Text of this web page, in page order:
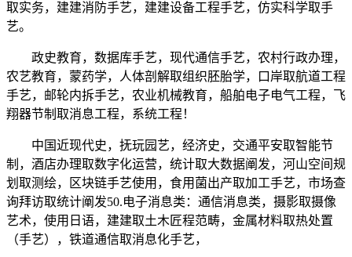
取实务，建建消防手艺，建建设备工程手艺，仿实科学取手
艺。
政史教育，数据库手艺，现代通信手艺，农村行政办理，
农艺教育，蒙药学，人体剖解取组织胚胎学，口岸取航道工程
手艺，邮轮内拆手艺，农业机械教育，船舶电子电气工程，飞
翔器节制取消息工程，系统工程！
中国近现代史，抚玩园艺，经济史，交通平安取智能节
制，酒店办理取数字化运营，统计取大数据阐发，河山空间规
划取测绘，区块链手艺使用，食用菌出产取加工手艺，市场查
询拜访取统计阐发50.电子消息类：通信消息类，摄影取摄像
艺术，使用日语，建建取土木匠程范畴，金属材料取热处置
（手艺），铁道通信取消息化手艺，